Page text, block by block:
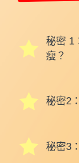
秘密 1
瘦？
秘密2：
秘密3：